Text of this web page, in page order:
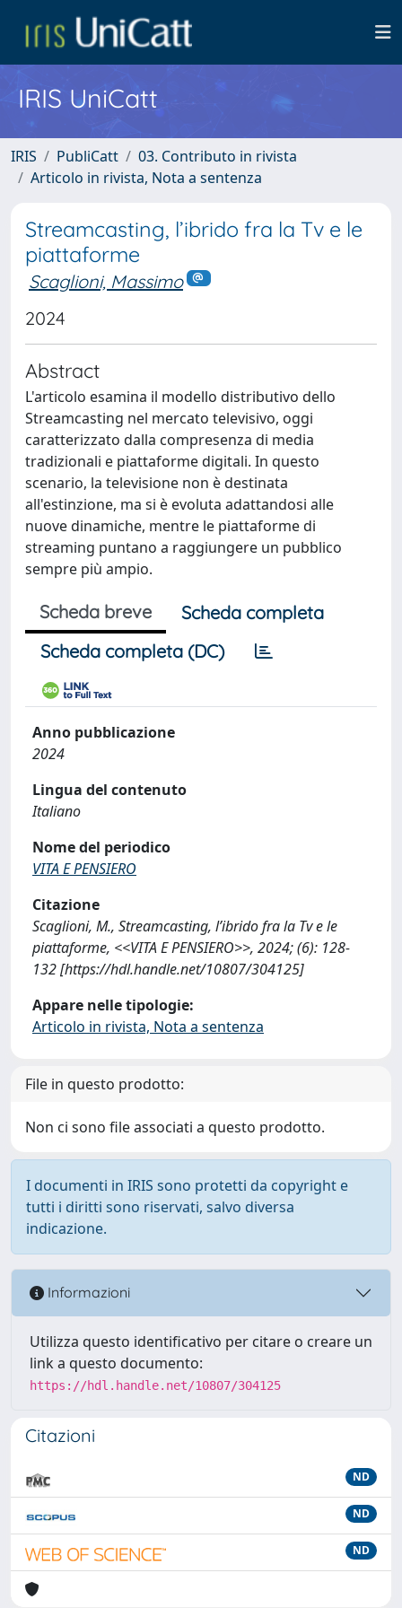
IRIS UniCatt
IRIS PubliCatt
03. Contributo in rivista
Articolo in rivista, Nota a sentenza
Streamcasting, l’ibrido fra la Tv e le
piattaforme
Scaglioni, Massimo
2024
Abstract
L'articolo esamina il modello distributivo dello
Streamcasting nel mercato televisivo, oggi
caratterizzato dalla compresenza di media
tradizionali e piattaforme digitali. In questo
scenario, la televisione non è destinata
all'estinzione, ma si è evoluta adattandosi alle
nuove dinamiche, mentre le piattaforme di
streaming puntano a raggiungere un pubblico
sempre più ampio.
Scheda breve
Scheda completa
Scheda completa (DC)
Anno pubblicazione
2024
Lingua del contenuto
Italiano
Nome del periodico
VITA E PENSIERO
Citazione
Scaglioni, M., Streamcasting, l’ibrido fra la Tv e le
piattaforme, <<VITA E PENSIERO>>, 2024; (6): 128-
132 [https://hdl.handle.net/10807/304125]
Appare nelle tipologie:
Articolo in rivista, Nota a sentenza
File in questo prodotto:
Non ci sono file associati a questo prodotto.
I documenti in IRIS sono protetti da copyright e
tutti i diritti sono riservati, salvo diversa
indicazione.
Informazioni
Utilizza questo identificativo per citare o creare un
link a questo documento:
https://hdl.handle.net/10807/304125
Citazioni
ND
ND
ND